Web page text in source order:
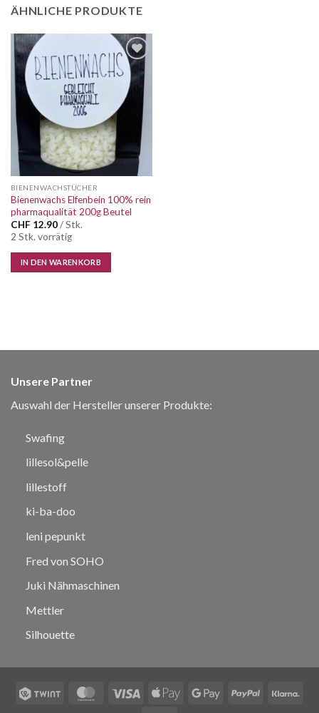
ÄHNLICHE PRODUKTE
Auf die
Wunschliste
BIENENWACHSTÜCHER
Bienenwachs Elfenbein 100% rein
pharmaqualität 200g Beutel
CHF 12.90/ Stk.
2 Stk. vorrätig
IN DEN WARENKORB
Unsere Partner
Auswahl der Hersteller unserer Produkte:
Swafing
lillesol&pelle
lillestoff
ki-ba-doo
leni pepunkt
Fred von SOHO
Juki Nähmaschinen
Mettler
Silhouette
Twint MasterCard
Visa
Apple
Google PayPal